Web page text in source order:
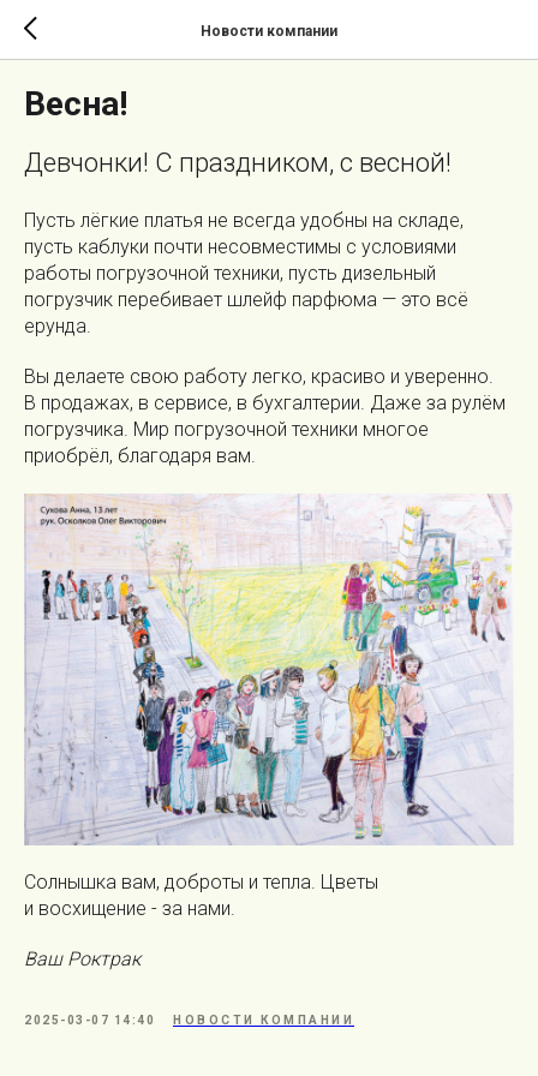
Новости компании
Весна!
Девчонки! С праздником, с весной!
Пусть лёгкие платья не всегда удобны на складе,
пусть каблуки почти несовместимы с условиями
работы погрузочной техники, пусть дизельный
погрузчик перебивает шлейф парфюма — это всё
ерунда.
Вы делаете свою работу легко, красиво и уверенно.
В продажах, в сервисе, в бухгалтерии. Даже за рулём
погрузчика. Мир погрузочной техники многое
приобрёл, благодаря вам.
Солнышка вам, доброты и тепла. Цветы
и восхищение - за нами.
Ваш Роктрак
2025-03-07 14:40 НОВОСТИ КОМПАНИИ